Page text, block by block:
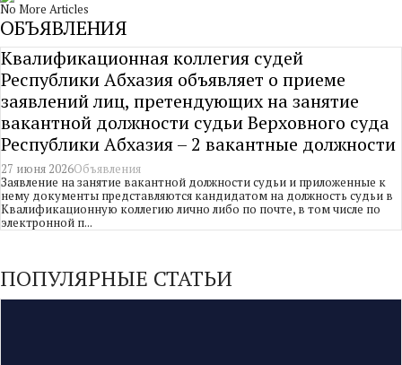
No More Articles
ОБЪЯВЛЕНИЯ
Квалификационная коллегия судей
Республики Абхазия объявляет о приеме
заявлений лиц, претендующих на занятие
вакантной должности судьи Верховного суда
Республики Абхазия – 2 вакантные должности
27 июня 2026Объявления
Заявление на занятие вакантной должности судьи и приложенные к
нему документы представляются кандидатом на должность судьи в
Квалификационную коллегию лично либо по почте, в том числе по
электронной п...
ПОПУЛЯРНЫЕ СТАТЬИ